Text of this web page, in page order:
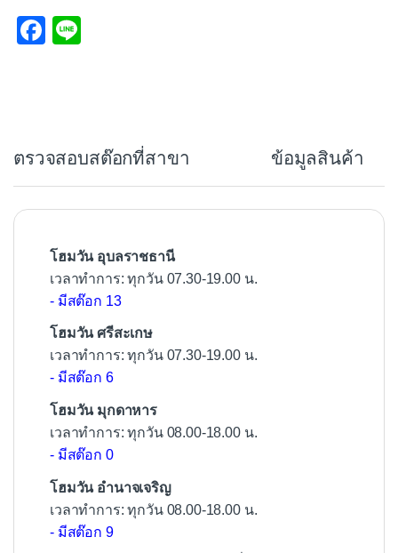
F
o
o
ตรวจสอบสต๊อกที่สาขา ข้อมูลสินค้า
โฮมวัน อุบลราชธานี
เวลาทำการ: ทุกวัน 07.30-19.00 น.
- มีสต๊อก 13
โฮมวัน ศรีสะเกษ
เวลาทำการ: ทุกวัน 07.30-19.00 น.
- มีสต๊อก 6
โฮมวัน มุกดาหาร
เวลาทำการ: ทุกวัน 08.00-18.00 น.
- มีสต๊อก 0
โฮมวัน อำนาจเจริญ
เวลาทำการ: ทุกวัน 08.00-18.00 น.
- มีสต๊อก 9